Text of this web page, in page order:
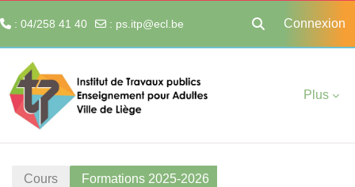
: 04/258 41 40 : ps.itp@ecl.be
Activer/
Connexion
Plus
Cours Formations 2025-2026